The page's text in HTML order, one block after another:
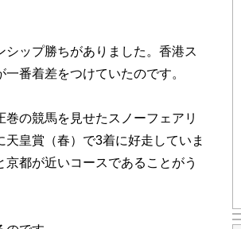
ップ勝ちがありました。香港ス
番着差をつけていたのです。
の競馬を見せたスノーフェアリ
皇賞（春）で3着に好走していま
都が近いコースであることがう